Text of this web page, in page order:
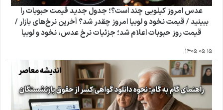
عدس امروز کیلویی چند است؟؛ جدول جدید قیمت حبوبات را
ببینید / قیمت نخود و لوبیا امروز چقدر شد؟ آخرین نرخ‌های بازار /
قیمت روز حبوبات اعلام شد؛ جزئیات نرخ عدس، نخود و لوبیا
1405-05-15